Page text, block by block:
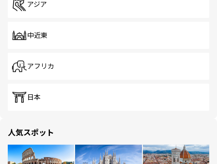
アジア
中近東
アフリカ
日本
人気スポット